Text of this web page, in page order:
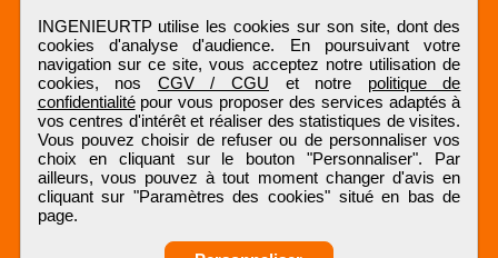
INGENIEURTP utilise les cookies sur son site, dont des
cookies d'analyse d'audience. En poursuivant votre
navigation sur ce site, vous acceptez notre utilisation de
cookies, nos CGV / CGU et notre politique de
confidentialitépour vous proposer des services adaptés à
vos centres d'intérêt et réaliser des statistiques de visites.
Vous pouvez choisir de refuser ou de personnaliser vos
choix en cliquant sur le bouton "Personnaliser". Par
ailleurs, vous pouvez à tout moment changer d'avis en
cliquant sur "Paramètres des cookies" situé en bas de
page.